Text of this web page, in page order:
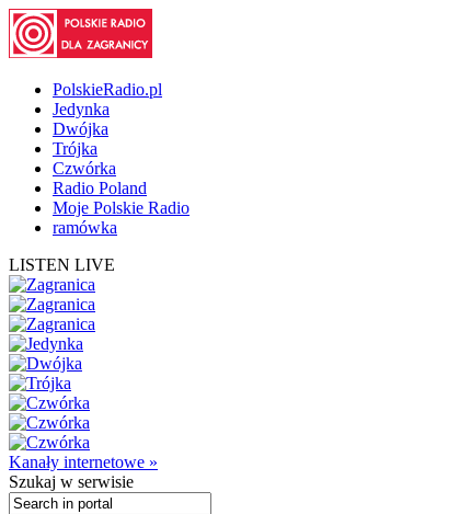
PolskieRadio.pl
Jedynka
Dwójka
Trójka
Czwórka
Radio Poland
Moje Polskie Radio
ramówka
LISTEN LIVE
Kanały internetowe »
Szukaj w serwisie